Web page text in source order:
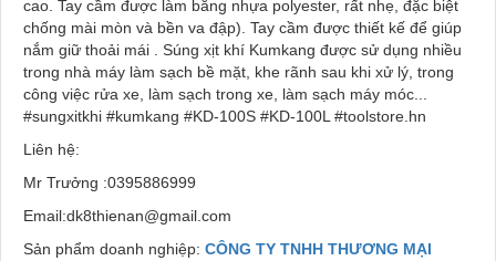
cao. Tay cầm được làm bằng nhựa polyester, rất nhẹ, đặc biệt
chống mài mòn và bền va đập). Tay cầm được thiết kế để giúp
nắm giữ thoải mái . Súng xịt khí Kumkang được sử dụng nhiều
trong nhà máy làm sạch bề mặt, khe rãnh sau khi xử lý, trong
công việc rửa xe, làm sạch trong xe, làm sạch máy móc...
#sungxitkhi #kumkang #KD-100S #KD-100L #toolstore.hn
Liên hệ:
Mr Trưởng :0395886999
Email:dk8thienan@gmail.com
Sản phẩm doanh nghiệp: CÔNG TY TNHH THƯƠNG MẠI